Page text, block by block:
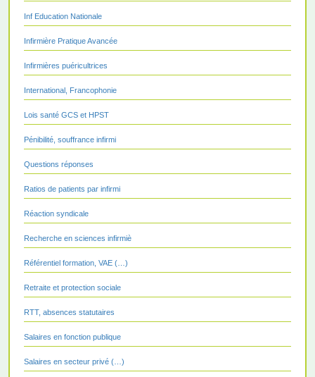
Inf Education Nationale
Infirmière Pratique Avancée
Infirmières puéricultrices
International, Francophonie
Lois santé GCS et HPST
Pénibilité, souffrance infirmi
Questions réponses
Ratios de patients par infirmi
Réaction syndicale
Recherche en sciences infirmiè
Référentiel formation, VAE (…)
Retraite et protection sociale
RTT, absences statutaires
Salaires en fonction publique
Salaires en secteur privé (…)